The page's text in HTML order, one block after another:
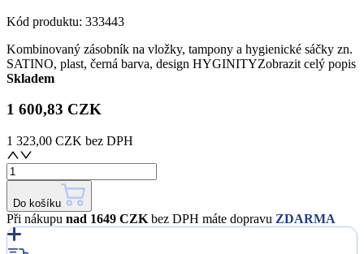
Kód produktu: 333443
Kombinovaný zásobník na vložky, tampony a hygienické sáčky zn.
SATINO, plast, černá barva, design HYGINITYZobrazit celý popis
Skladem
1 600,83 CZK
1 323,00 CZK bez DPH
Do košíku
Při nákupu nad 1649 CZK bez DPH máte dopravu ZDARMA